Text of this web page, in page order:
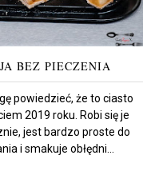
BEZ PIECZENIA
powiedzieć, że to ciasto
2019 roku. Robi się je
jest bardzo proste do
i smakuje obłędni...